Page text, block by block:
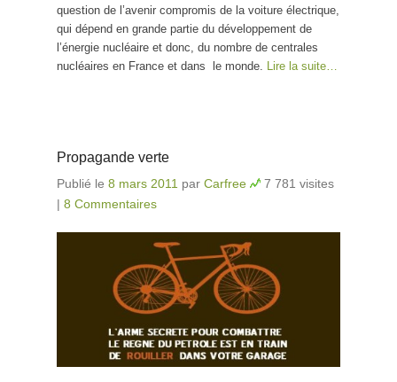
question de l’avenir compromis de la voiture électrique,
qui dépend en grande partie du développement de
l’énergie nucléaire et donc, du nombre de centrales
nucléaires en France et dans le monde. Lire la suite…
Propagande verte
Publié le 8 mars 2011 par Carfree
7 781 visites
| 8 Commentaires